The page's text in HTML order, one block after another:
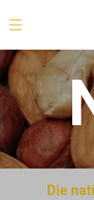
Hauptinhalt
springen
Die